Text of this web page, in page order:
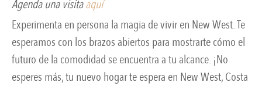
Agenda una visitaaquí
Experimenta en persona la magia de vivir en New West. Te
esperamos con los brazos abiertos para mostrarte cómo el
futuro de la comodidad se encuentra a tu alcance. ¡No
esperes más, tu nuevo hogar te espera en New West, Costa